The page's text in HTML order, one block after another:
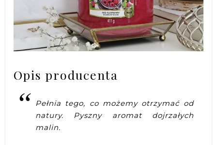
Opis producenta
Pełnia tego, co możemy otrzymać od
natury. Pyszny aromat dojrzałych
malin.